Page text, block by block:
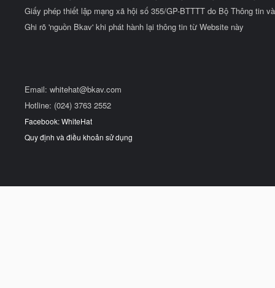
Giấy phép thiết lập mạng xã hội số 355/GP-BTTTT do Bộ Thông tin
Ghi rõ 'nguồn Bkav' khi phát hành lại thông tin từ Website này
Email: whitehat@bkav.com
Hotline: (024) 3763 2552
Facebook: WhiteHat
Quy định và điều khoản sử dụng